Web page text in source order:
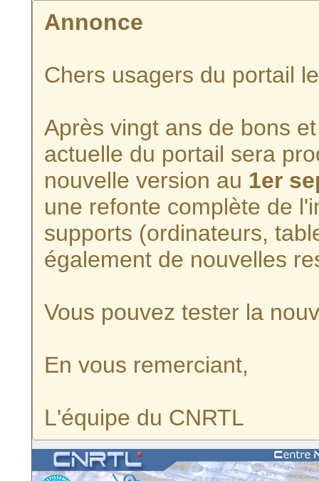
Annonce
Chers usagers du portail
Après vingt ans de bons
actuelle du portail sera
nouvelle version au 1er
une refonte complète de
supports (ordinateurs,
également de nouvelles
Vous pouvez tester la
En vous remerciant,
L'équipe du CNRTL